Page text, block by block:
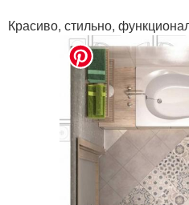
Красиво, стильно,